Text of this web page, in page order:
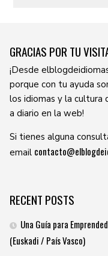
GRACIAS POR TU
¡Desde
porque con tu ayuda
los idiomas y la cultura
a diario en la web!
Si tienes alguna
email
RECENT POSTS
Una Guía para
(Euskadi / País Vasco)